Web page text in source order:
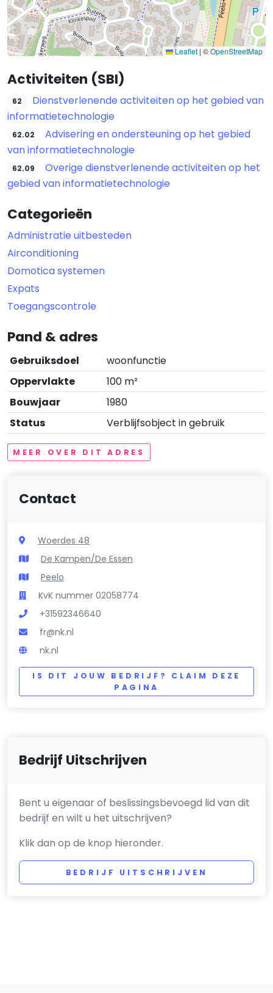
Leaflet |©OpenStreetMap
Activiteiten (SBI)
62
Dienstverlenende activiteiten op het gebied van
informatietechnologie
62.02
Advisering en ondersteuning op het gebied
van informatietechnologie
62.09
Overige dienstverlenende activiteiten op het
gebied van informatietechnologie
Categorieën
Administratie uitbesteden
Airconditioning
Domotica systemen
Expats
Toegangscontrole
Pand & adres
Gebruiksdoel
woonfunctie
Oppervlakte
100 m²
Bouwjaar
1980
Status
Verblijfsobject in gebruik
MEER OVER DIT ADRES
Contact
Woerdes 48
De Kampen/De Essen
Peelo
KvK nummer 02058774
+31592346640
fr@nk.nl
nk.nl
IS DIT JOUW BEDRIJF? CLAIM DEZE
PAGINA
Bedrijf Uitschrijven
Bent u eigenaar of beslissingsbevoegd lid van dit
bedrijf en wilt u het uitschrijven?
Klik dan op de knop hieronder.
BEDRIJF UITSCHRIJVEN